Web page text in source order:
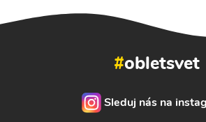
#obletsvet
Sleduj nás na